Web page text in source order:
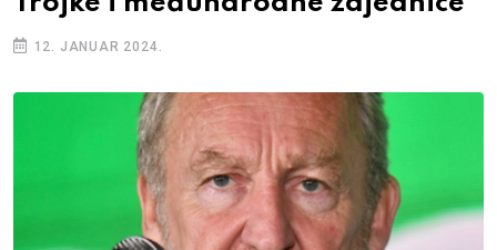
12. JANUAR 2024.